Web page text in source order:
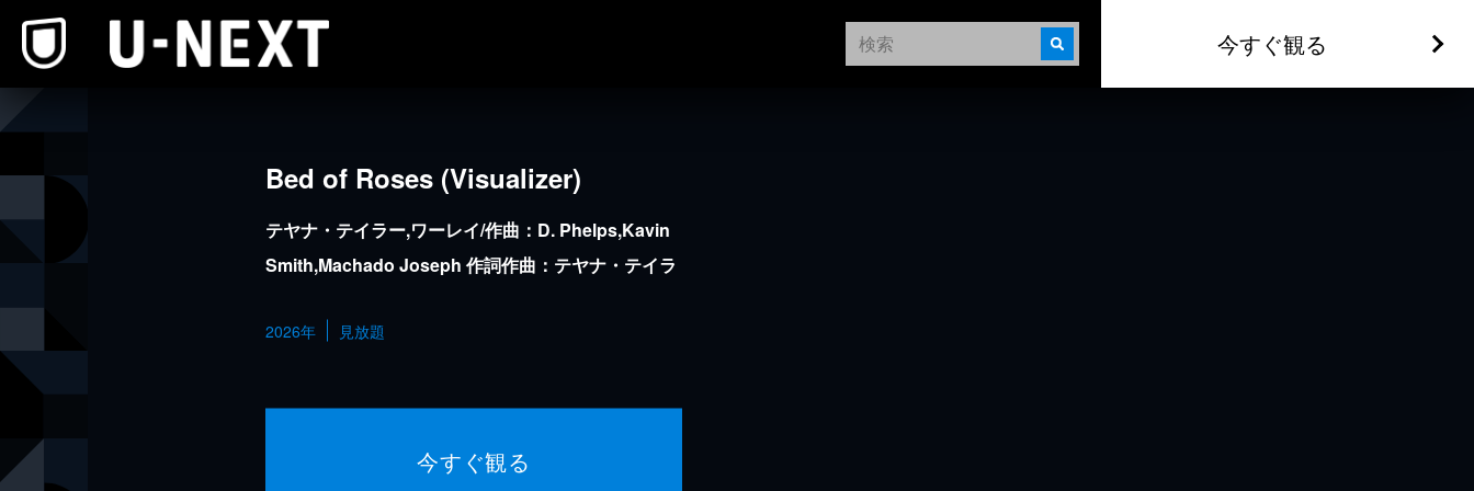
今すぐ観る
Bed of Roses (Visualizer)
テヤナ・テイラー,ワーレイ/作曲：D. Phelps,Kavin
Smith,Machado Joseph 作詞作曲：テヤナ・テイラ
2026年 見放題
今すぐ観る